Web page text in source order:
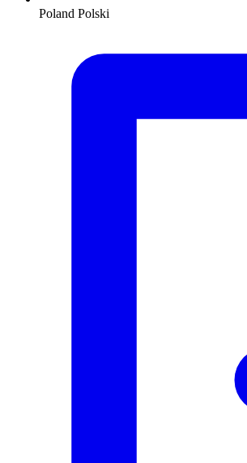
Poland Polski